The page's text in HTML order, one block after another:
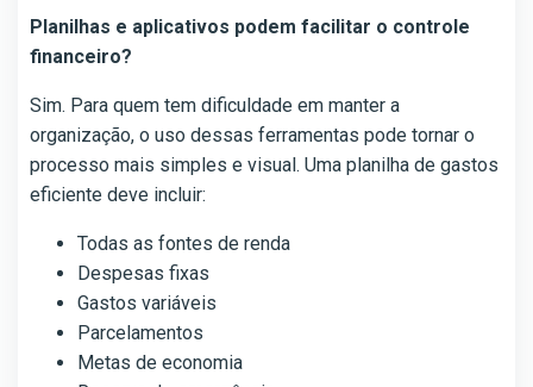
Planilhas e aplicativos podem facilitar o controle
financeiro?
Sim. Para quem tem dificuldade em manter a
organização, o uso dessas ferramentas pode tornar o
processo mais simples e visual. Uma planilha de gastos
eficiente deve incluir:
Todas as fontes de renda
Despesas fixas
Gastos variáveis
Parcelamentos
Metas de economia